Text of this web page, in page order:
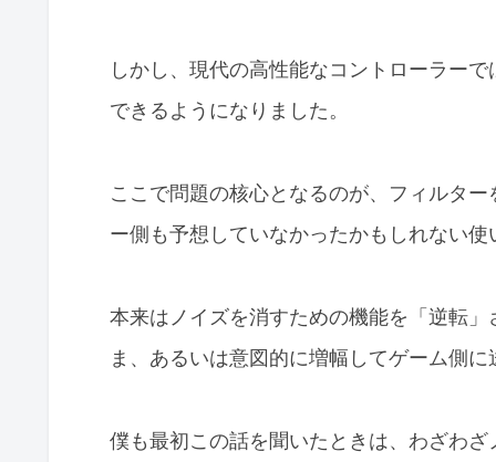
しかし、現代の高性能なコントローラー
できるようになりました。
ここで問題の核心となるのが、フィルタ
ー側も予想していなかったかもしれない
本来はノイズを消すための機能を「逆転
ま、あるいは意図的に増幅してゲーム側
僕も最初この話を聞いたときは、わざわ